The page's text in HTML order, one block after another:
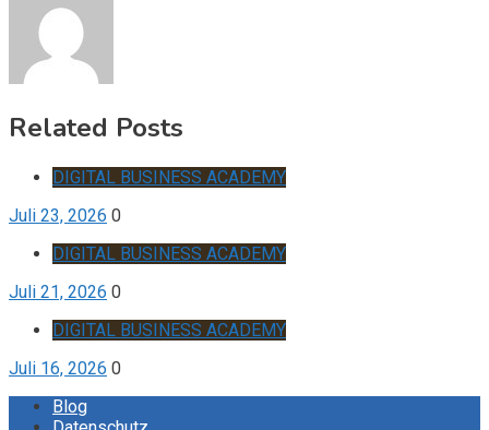
Related Posts
DIGITAL BUSINESS ACADEMY
Juli 23, 2026 0
DIGITAL BUSINESS ACADEMY
Juli 21, 2026 0
DIGITAL BUSINESS ACADEMY
Juli 16, 2026 0
Blog